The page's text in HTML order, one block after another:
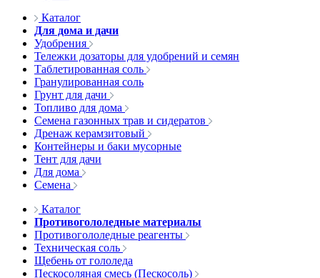
Каталог
Для дома и дачи
Удобрения
Тележки дозаторы для удобрений и семян
Таблетированная соль
Гранулированная соль
Грунт для дачи
Топливо для дома
Семена газонных трав и сидератов
Дренаж керамзитовый
Контейнеры и баки мусорные
Тент для дачи
Для дома
Семена
Каталог
Противогололедные материалы
Противогололедные реагенты
Техническая соль
Щебень от гололеда
Пескосоляная смесь (Пескосоль)